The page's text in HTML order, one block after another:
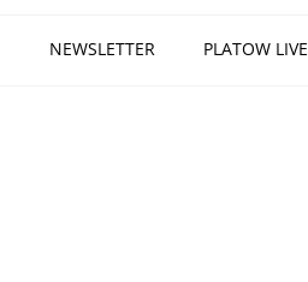
NEWSLETTER PLATOW LIVE